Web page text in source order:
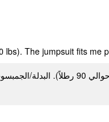
lbs). The jumpsuit fits